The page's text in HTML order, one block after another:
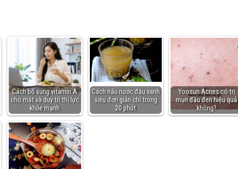
Cách bổ sung vitamin A
cho mắt và duy trì thị lực
khỏe mạnh
Cách nấu nước đậu xanh
siêu đơn giản chỉ trong
20 phút
Yoosun Acnes có trị
mụn đầu đen hiệu quả
không?